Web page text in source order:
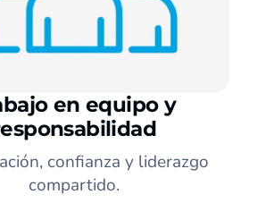
en equipo y
confianza y liderazgo
compartido.